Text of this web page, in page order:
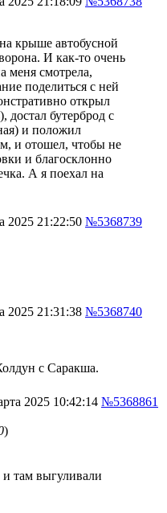
крыше автобусной
И как-то очень
меня смотрела,
поделиться с ней
открыл
достал бутерброд с
и положил
и отошел, чтобы не
и благосклонно
А я поехал на
2025 21:22:50 №5368739
2025 21:31:38 №5368740
с Саракша.
2025 10:42:14 №5368861
)
и там выгуливали